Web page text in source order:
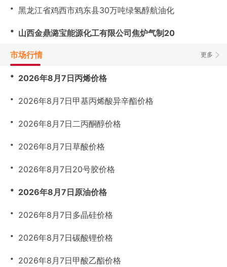
・ 黑龙江省鸡西市鸡东县30万吨绿氢醇航油化
・ 山西金鼎潞宝能源化工有限公司焦炉气制20
更多
市场行情
・ 2026年8月7日丙烯价格
・ 2026年8月7日甲基丙烯酸异辛酯价格
・ 2026年8月7日二丙酮醇价格
・ 2026年8月7日草酸价格
・ 2026年8月7日20号胶价格
・ 2026年8月7日原油价格
・ 2026年8月7日多晶硅价格
・ 2026年8月7日碳酸锂价格
・ 2026年8月7日甲酸乙酯价格